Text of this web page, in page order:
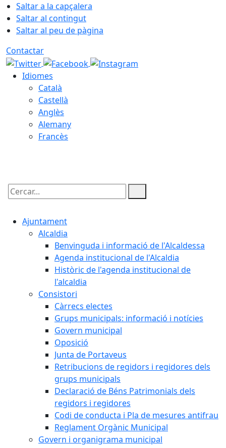
Saltar a la capçalera
Saltar al contingut
Saltar al peu de pàgina
Contactar
Idiomes
Català
Castellà
Anglès
Alemany
Francès
Cercar:
Ajuntament
Alcaldia
Benvinguda i informació de l'Alcaldessa
Agenda institucional de l'Alcaldia
Històric de l'agenda institucional de
l'alcaldia
Consistori
Càrrecs electes
Grups municipals: informació i notícies
Govern municipal
Oposició
Junta de Portaveus
Retribucions de regidors i regidores dels
grups municipals
Declaració de Béns Patrimonials dels
regidors i regidores
Codi de conducta i Pla de mesures antifrau
Reglament Orgànic Municipal
Govern i organigrama municipal